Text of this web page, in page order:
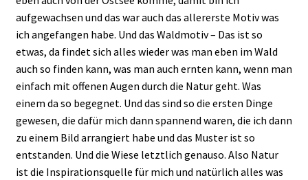
aufgewachsen und das war auch das allererste Motiv was
ich angefangen habe. Und das Waldmotiv – Das ist so
etwas, da findet sich alles wieder was man eben im Wald
auch so finden kann, was man auch ernten kann, wenn man
einfach mit offenen Augen durch die Natur geht. Was
einem da so begegnet. Und das sind so die ersten Dinge
gewesen, die dafür mich dann spannend waren, die ich dann
zu einem Bild arrangiert habe und das Muster ist so
entstanden. Und die Wiese letztlich genauso. Also Natur
ist die Inspirationsquelle für mich und natürlich alles was